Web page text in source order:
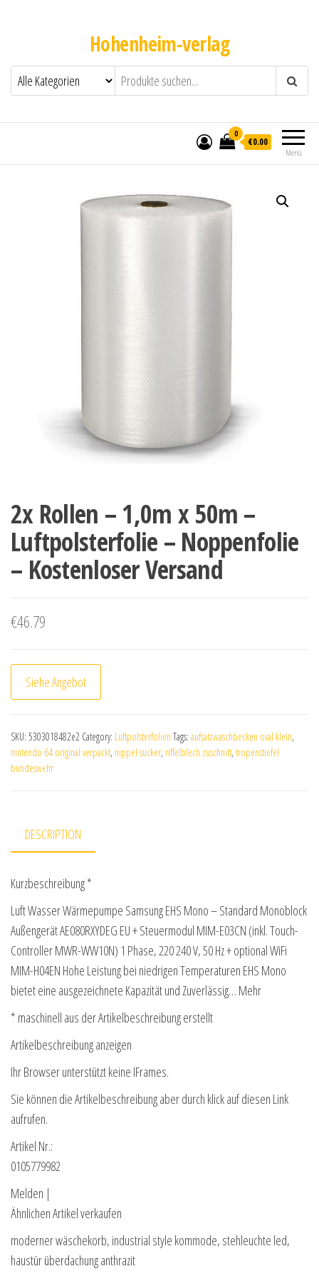
Hohenheim-verlag
Menü
0
€0.00
2x Rollen – 1,0m x 50m –
Luftpolsterfolie – Noppenfolie
– Kostenloser Versand
€46.79
Siehe Angebot
SKU: 5303018482e2 Category: Luftpolsterfolien Tags: aufsatzwaschbecken oval klein,
nintendo 64 original verpackt, nippel sucker, riffelblech zuschnitt, tropenstiefel
bundeswehr
DESCRIPTION
Kurzbeschreibung *
Luft Wasser Wärmepumpe Samsung EHS Mono – Standard Monoblock
Außengerät AE080RXYDEG EU + Steuermodul MIM-E03CN (inkl. Touch-
Controller MWR-WW10N) 1 Phase, 220 240 V, 50 Hz + optional WiFi
MIM-H04EN Hohe Leistung bei niedrigen Temperaturen EHS Mono
bietet eine ausgezeichnete Kapazität und Zuverlässig… Mehr
* maschinell aus der Artikelbeschreibung erstellt
Artikelbeschreibung anzeigen
Ihr Browser unterstützt keine IFrames.
Sie können die Artikelbeschreibung aber durch klick auf diesen Link
aufrufen.
Artikel Nr.:
0105779982
Melden |
Ähnlichen Artikel verkaufen
moderner wäschekorb, industrial style kommode, stehleuchte led,
haustür überdachung anthrazit